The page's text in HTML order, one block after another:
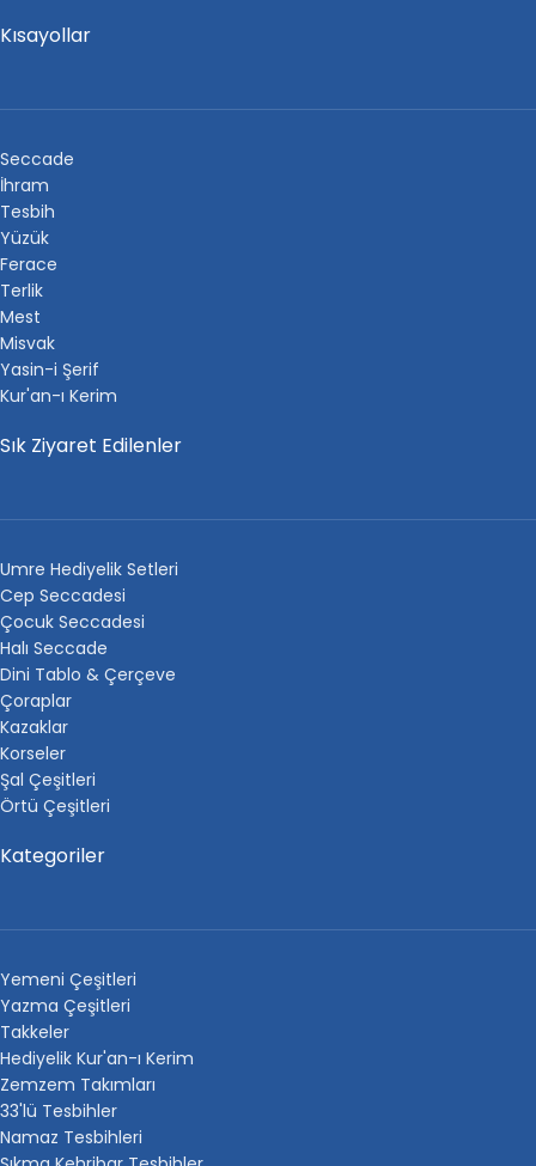
Kısayollar
Seccade
İhram
Tesbih
Yüzük
Ferace
Terlik
Mest
Misvak
Yasin-i Şerif
Kur'an-ı Kerim
Sık Ziyaret Edilenler
Umre Hediyelik Setleri
Cep Seccadesi
Çocuk Seccadesi
Halı Seccade
Dini Tablo & Çerçeve
Çoraplar
Kazaklar
Korseler
Şal Çeşitleri
Örtü Çeşitleri
Kategoriler
Yemeni Çeşitleri
Yazma Çeşitleri
Takkeler
Hediyelik Kur'an-ı Kerim
Zemzem Takımları
33'lü Tesbihler
Namaz Tesbihleri